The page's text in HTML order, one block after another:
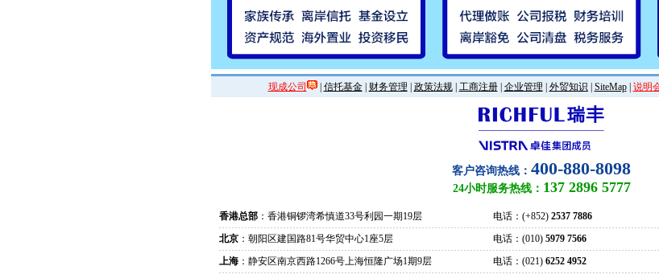
现成公司 | 信托基金| 财务管理 政策法规| 工商注册| 企业管理 外贸知识 SiteMap| 说明
客户咨询热线： 400-880-8098
24小时服务热线： 137 2896 5777
香港总部 ：香港铜锣湾希慎道33号利园一期19层 电话：(+852) 2537 7886
北京 ：朝阳区建国路81号华贸中心1座5层 电话：(010) 5979 7566
上海 ：静安区南京西路1266号上海恒隆广场1期9层 电话：(021) 6252 4952